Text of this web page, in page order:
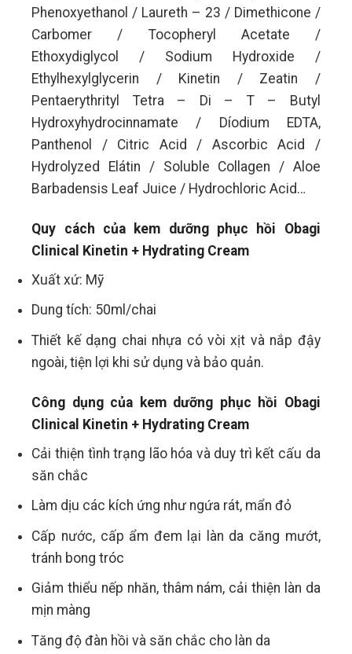
Phenoxyethanol / Laureth – 23 / Dimethicone /
Carbomer / Tocopheryl Acetate /
Ethoxydiglycol / Sodium Hydroxide /
Ethylhexylglycerin / Kinetin / Zeatin /
Pentaerythrityl Tetra – Di – T – Butyl
Hydroxyhydrocinnamate / Díodium EDTA,
Panthenol / Citric Acid / Ascorbic Acid /
Hydrolyzed Elátin / Soluble Collagen / Aloe
Barbadensis Leaf Juice / Hydrochloric Acid…
Quy cách của kem dưỡng phục hồi Obagi
Clinical Kinetin + Hydrating Cream
Xuất xứ: Mỹ
Dung tích: 50ml/chai
Thiết kế dạng chai nhựa có vòi xịt và nắp đậy
ngoài, tiện lợi khi sử dụng và bảo quản.
Công dụng của kem dưỡng phục hồi Obagi
Clinical Kinetin + Hydrating Cream
Cải thiện tình trạng lão hóa và duy trì kết cấu da
săn chắc
Làm dịu các kích ứng như ngứa rát, mẩn đỏ
Cấp nước, cấp ẩm đem lại làn da căng mướt,
tránh bong tróc
Giảm thiểu nếp nhăn, thâm nám, cải thiện làn da
mịn màng
Tăng độ đàn hồi và săn chắc cho làn da